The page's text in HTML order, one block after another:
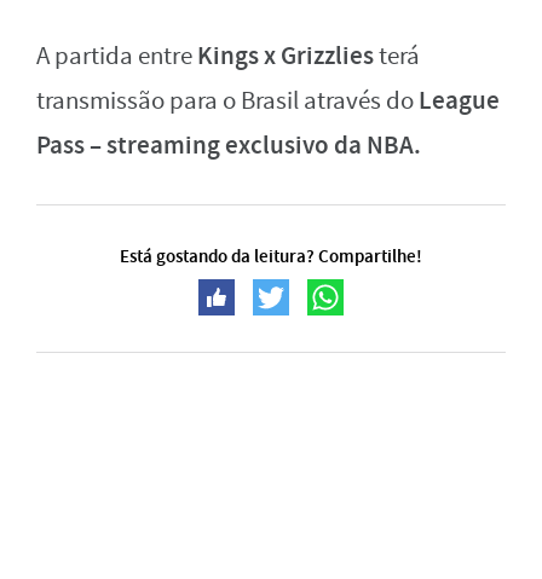
A partida entreKings x Grizzliesterá
transmissão para o Brasil através doLeague
Pass – streaming exclusivo da NBA.
Está gostando da leitura? Compartilhe!